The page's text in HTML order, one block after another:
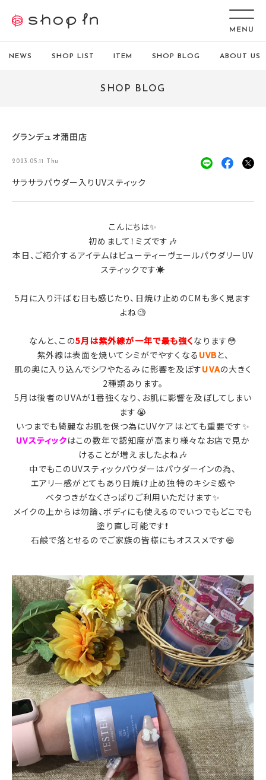
NEWS SHOP LIST ITEM SHOP BLOG ABOUT US
SHOP BLOG
グランデュオ蒲田店
2023.05.11 Thu
サラサラパウダー入りUVスティック
こんにちは✨
初めまして！ミズです🎶
本日、ご紹介するアイテムはビューティーヴェールパウダリーUV
スティックです☀️
5月に入り汗ばむ日も感じたり、日焼け止めのCMも多く見ます
よね🧐
なんと、この5月は紫外線が一年で最も強くなります😳
紫外線は表面を焼いてシミがでやすくなる UVBと、
肌の奥に入り込んでシワやたるみに影響を及ぼすUVAの大きく
2種類あります。
5月は後者のUVAが1番強くなり、お肌に影響を及ぼしてしまい
ます😭
いつまでも綺麗なお肌を保つ為にUVケアはとても重要です✨
UVスティックはこの数年で認知度が高まり様々なお店で見か
けることが増えましたよね🎶
中でもこのUVスティックパウダーはパウダーインの為、
エアリー感がとてもあり日焼け止め独特のキシミ感や
ベタつきがなくさっぱりご利用いただけます✨
メイクの上からは勿論、ボディにも使えるのでいつでもどこでも
塗り直し可能です❗️
石鹸で落とせるのでご家族の皆様にもオススメです😄